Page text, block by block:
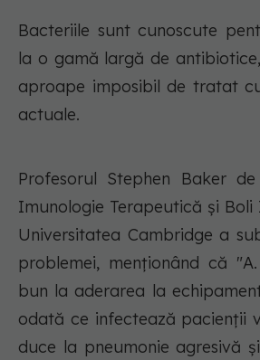
Bacteriile sunt cunoscute
la o gamă largă de
aproape imposibil de tratat
actuale.
Profesorul Stephen Baker
Imunologie Terapeutică și
Universitatea Cambridge a
problemei, menționând că
bun la aderarea la
odată ce infectează pacienții
duce la pneumonie agresivă